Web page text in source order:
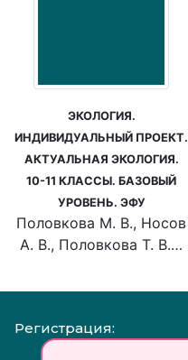
ЭКОЛОГИЯ.
ИНДИВИДУАЛЬНЫЙ ПРОЕКТ.
АКТУАЛЬНАЯ ЭКОЛОГИЯ.
10-11 КЛАССЫ. БАЗОВЫЙ
УРОВЕНЬ. ЭФУ
Половкова М. В., Носов
А. В., Половкова Т. В.…
Регистрация: